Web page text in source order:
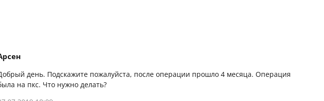
день. Подскажите пожалуйста, после операции прошло 4 месяца. Операция
на пкс. Что нужно делать?